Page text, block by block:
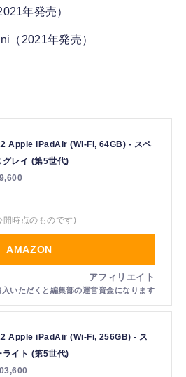
年発売）
（2021年発売）
Apple iPadAir (Wi-Fi, 64GB) - スペ
グレイ (第5世代)
時点のものです)
AMAZON
Apple iPadAir (Wi-Fi, 256GB) - ス
ライト (第5世代)